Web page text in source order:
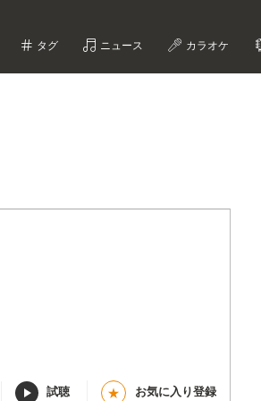
タグ ニュース カラオケ
試聴 ★ お気に入り登録